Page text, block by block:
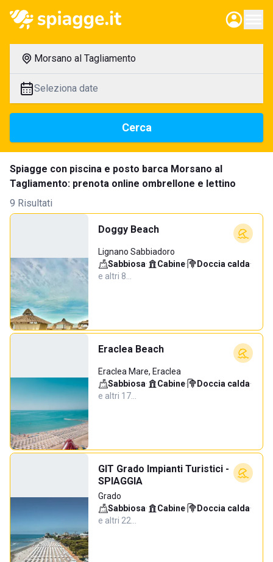
Morsano al Tagliamento
Seleziona date
Cerca
Spiagge con piscina e posto barca Morsano al
Tagliamento: prenota online ombrellone e lettino
9 Risultati
Doggy Beach
Lignano Sabbiadoro
Sabbiosa· Cabine· Doccia calda·
e altri 8…
Eraclea Beach
Eraclea Mare, Eraclea
Sabbiosa· Cabine· Doccia calda·
e altri 17…
GIT Grado Impianti Turistici -
SPIAGGIA
Grado
Sabbiosa· Cabine· Doccia calda·
e altri 22…